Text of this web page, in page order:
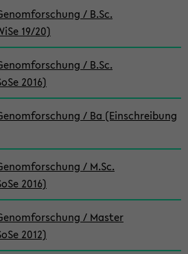
/ B.Sc.
19/20)
/ B.Sc.
2016)
/ Ba (Einschreibung
/ M.Sc.
2016)
/ Master
2012)